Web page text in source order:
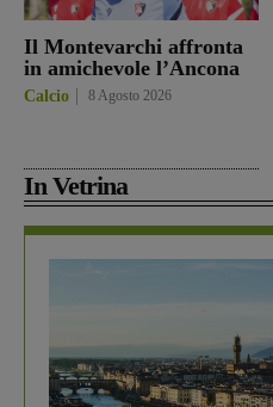
Il Montevarchi affronta
in amichevole l’Ancona
Calcio 8 Agosto 2026
In Vetrina